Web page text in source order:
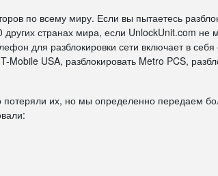
по всему миру. Если вы пытаетесь
странах мира, если UnlockUnit.com не
для разблокировки сети включает в
Mobile USA, разблокировать Metro PCS,
потеряли их, но мы определенно передаем